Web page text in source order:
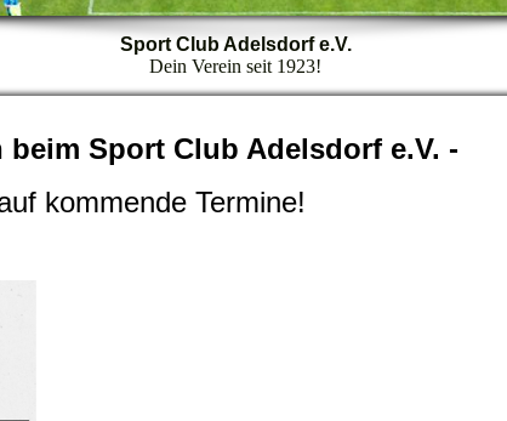
Sport Club Adelsdorf e.V.
Dein Verein seit 1923!
Sport Club Adelsdorf e.V. -
kommende Termine!